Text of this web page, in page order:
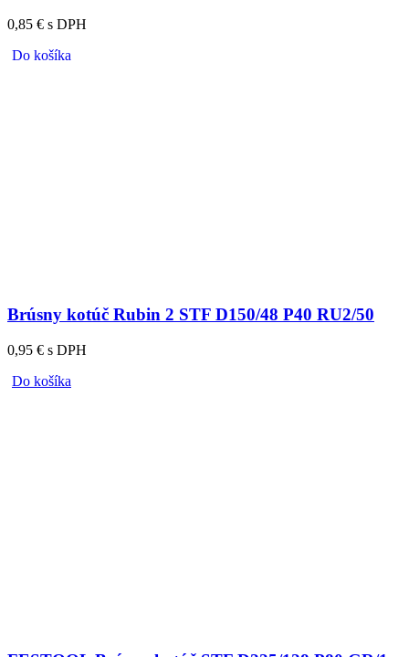
0,85 € s DPH
Do košíka
Brúsny kotúč Rubin 2 STF D150/48 P40 RU2/50
0,95 € s DPH
Do košíka